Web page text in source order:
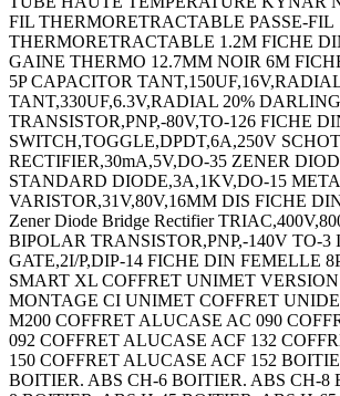
FIL THERMORETRACTABLE PASSE-FIL
THERMORETRACTABLE 1.2M FICHE
GAINE THERMO 12.7MM NOIR 6M
5P CAPACITOR
TANT,330UF,6.3V,RADIAL 20%
TRANSISTOR,PNP,-80V,TO-126 FICHE
SWITCH,TOGGLE,DPDT,6A,250V
RECTIFIER,30mA,5V,DO-35 ZENER
STANDARD DIODE,3A,1KV,DO-15
VARISTOR,31V,80V,16MM DIS FICHE
Zener Diode Bridge Rectifier
BIPOLAR TRANSISTOR,PNP,-140V TO-3
GATE,2I/P,DIP-14 FICHE DIN FEMELLE
SMART XL COFFRET UNIMET
MONTAGE CI UNIMET COFFRET
M200 COFFRET ALUCASE AC 090
092 COFFRET ALUCASE ACF 132
150 COFFRET ALUCASE ACF 152
BOITIER. ABS CH-6 BOITIER. ABS CH-8